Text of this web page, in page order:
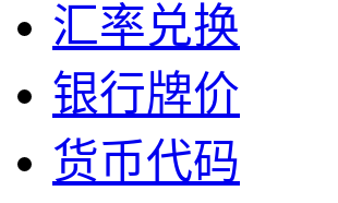
汇率兑换
银行牌价
货币代码